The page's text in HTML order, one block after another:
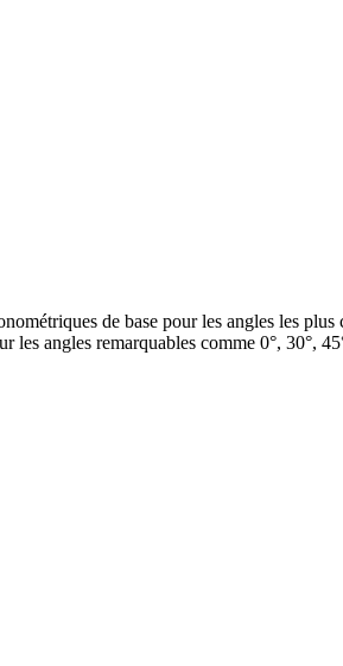
de base pour les angles les plus
les angles remarquables comme 0°, 30°,